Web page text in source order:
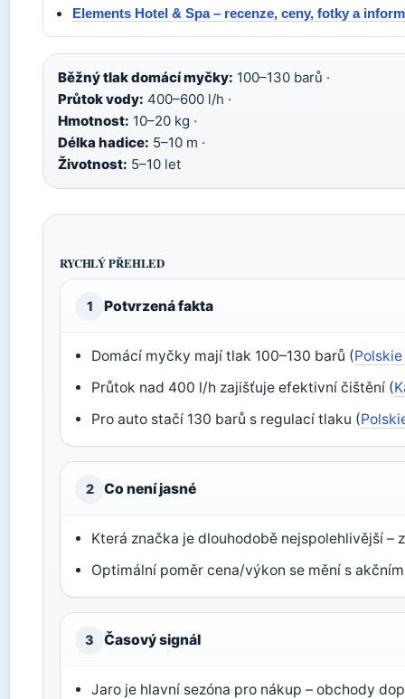
Elements Hotel & Spa – recenze, ceny, fotky a
Běžný tlak domácí myčky: 100–130 barů ·
Průtok vody: 400–600 l/h ·
Hmotnost: 10–20 kg ·
Délka hadice: 5–10 m ·
Životnost: 5–10 let
RYCHLÝ PŘEHLED
1 Potvrzená fakta
Domácí myčky mají tlak 100–130 barů (
Průtok nad 400 l/h zajišťuje efektivní čištění (
Pro auto stačí 130 barů s regulací tlaku (
2 Co není jasné
Která značka je dlouhodobě nejspolehlivější –
Optimální poměr cena/výkon se mění s
3 Časový signál
Jaro je hlavní sezóna pro nákup – obchody